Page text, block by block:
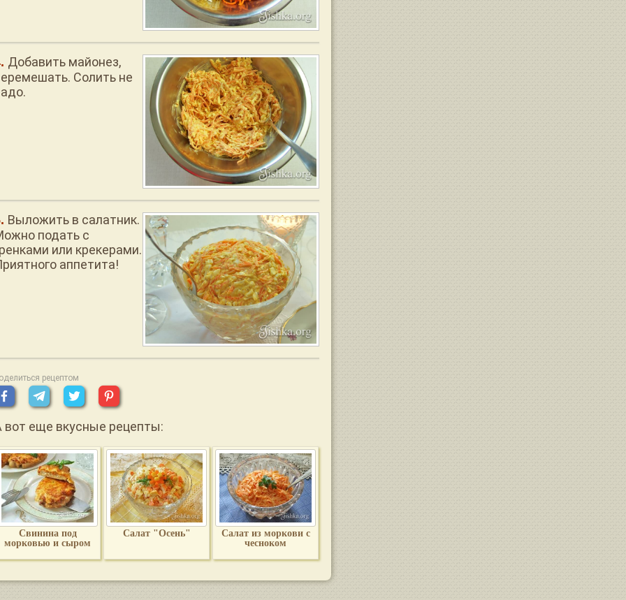
Добавить майонез,
Солить не
Выложить в салатник.
подать с
или крекерами.
аппетита!
рецептом
вот еще вкусные рецепты:
Свинина под
морковью и сыром
Салат "Осень"
Салат из моркови с
чесноком